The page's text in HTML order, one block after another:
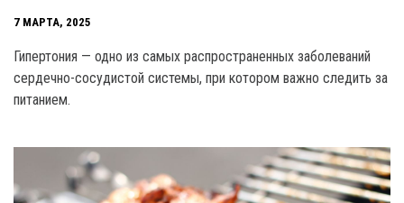
7 МАРТА, 2025
Гипертония — одно из самых распространенных заболеваний
сердечно-сосудистой системы, при котором важно следить за
питанием.